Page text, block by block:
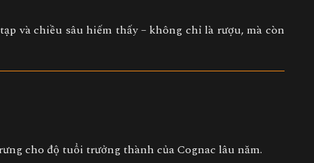
và chiều sâu hiếm thấy – không chỉ là rượu, mà còn
cho độ tuổi trưởng thành của Cognac lâu năm.